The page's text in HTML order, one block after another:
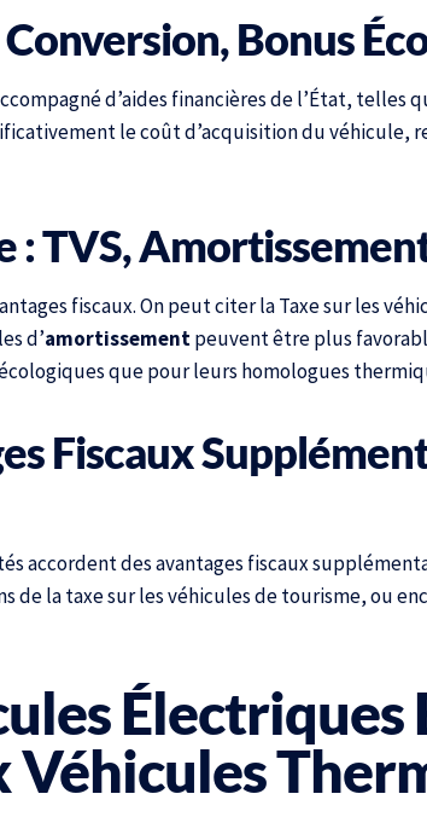
Conversion, Bonus
d’aides financières de l’État, telles
le coût d’acquisition du véhicule,
: TVS,
fiscaux. On peut citer la Taxe sur les
d’amortissementpeuvent être plus
que pour leurs homologues
Fiscaux
des avantages fiscaux
la taxe sur les véhicules de tourisme, ou
Électriques